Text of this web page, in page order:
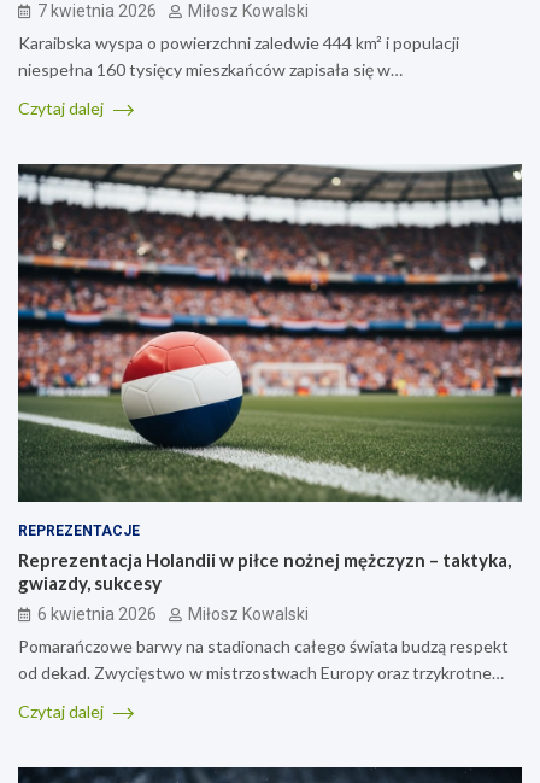
7 kwietnia 2026 Miłosz Kowalski
Karaibska wyspa o powierzchni zaledwie 444 km² i populacji
niespełna 160 tysięcy mieszkańców zapisała się w…
Czytaj dalej
REPREZENTACJE
Reprezentacja Holandii w piłce nożnej mężczyzn – taktyka,
gwiazdy, sukcesy
6 kwietnia 2026 Miłosz Kowalski
Pomarańczowe barwy na stadionach całego świata budzą respekt
od dekad. Zwycięstwo w mistrzostwach Europy oraz trzykrotne…
Czytaj dalej